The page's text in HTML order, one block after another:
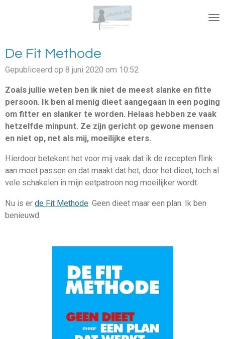
de
hoofdinhoud
De Fit Methode
Gepubliceerd op 8 juni 2020 om 10:52
Zoals jullie weten ben ik niet de meest slanke en fitte
persoon. Ik ben al menig dieet aangegaan in een poging
om fitter en slanker te worden. Helaas hebben ze vaak
hetzelfde minpunt. Ze zijn gericht op gewone mensen
en niet op, net als mij, moeilijke eters.
Hierdoor betekent het voor mij vaak dat ik de recepten flink
aan moet passen en dat maakt dat het, door het dieet, toch al
vele schakelen in mijn eetpatroon nog moeilijker wordt.
Nu is er de Fit Methode . Geen dieet maar een plan. Ik ben
benieuwd.